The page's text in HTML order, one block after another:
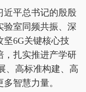
近平总书记的殷殷
验室同频共振、深
坚6G关键核心技
，扎实推进产学研
、高标准构建、高
智慧力量。